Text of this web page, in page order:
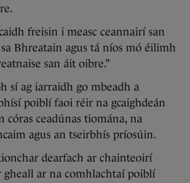
freisin i measc ceannairí san
Bhreatain agus tá níos mó éilimh
san áit oibre.”
sí ag iarraidh go mbeadh a
poiblí faoi réir na gcaighdeán
córas ceadúnas tiomána, na
agus an tseirbhís príosúin.
dearfach ar chainteoirí
gheall ar na comhlachtaí poiblí